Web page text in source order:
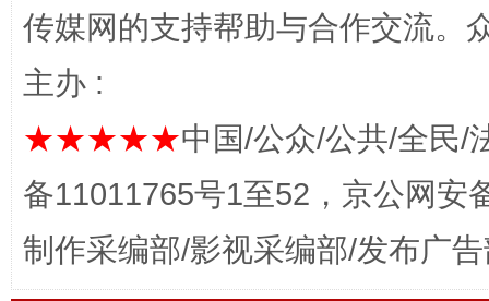
这是一记警钟！ 谢
传媒网的支持帮助与合作交流。
主办 :
★★★★★中国/公众/公共/全民/
备11011765号1至52，京公网安
制作采编部/影视采编部/发布广